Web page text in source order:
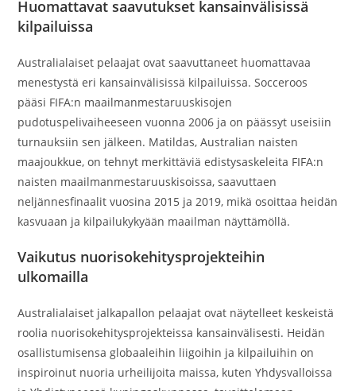
Huomattavat saavutukset kansainvälisissä
kilpailuissa
Australialaiset pelaajat ovat saavuttaneet huomattavaa
menestystä eri kansainvälisissä kilpailuissa. Socceroos
pääsi FIFA:n maailmanmestaruuskisojen
pudotuspelivaiheeseen vuonna 2006 ja on päässyt useisiin
turnauksiin sen jälkeen. Matildas, Australian naisten
maajoukkue, on tehnyt merkittäviä edistysaskeleita FIFA:n
naisten maailmanmestaruuskisoissa, saavuttaen
neljännesfinaalit vuosina 2015 ja 2019, mikä osoittaa heidän
kasvuaan ja kilpailukykyään maailman näyttämöllä.
Vaikutus nuorisokehitysprojekteihin
ulkomailla
Australialaiset jalkapallon pelaajat ovat näytelleet keskeistä
roolia nuorisokehitysprojekteissa kansainvälisesti. Heidän
osallistumisensa globaaleihin liigoihin ja kilpailuihin on
inspiroinut nuoria urheilijoita maissa, kuten Yhdysvalloissa